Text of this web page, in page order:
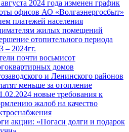
2024 года изменен график
офисов АО «Волгаэнергосбыт»
платежей населения
жилых помещений
отопительного периода
– 2024гг.
почти восьмисот
домов
и Ленинского районов
меньше за отопление
новые требования к
жалоб на качество
акции: «Погаси долги и подарок